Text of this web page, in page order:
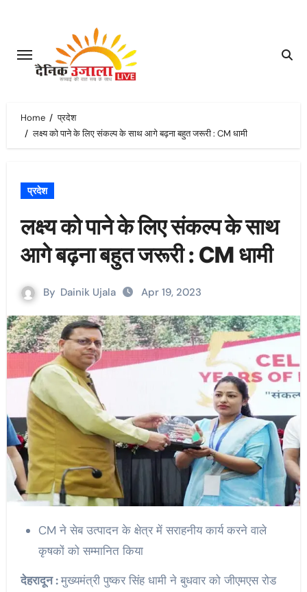
content
Home
प्रदेश
लक्ष्य को पाने के लिए संकल्प के साथ आगे बढ़ना बहुत जरूरी : CM धामी
प्रदेश
लक्ष्य को पाने के लिए संकल्प के साथ
आगे बढ़ना बहुत जरूरी : CM धामी
By Dainik Ujala Apr 19, 2023
CM ने सेब उत्पादन के क्षेत्र में सराहनीय कार्य करने वाले
कृषकों को सम्मानित किया
देहरादून :मुख्यमंत्री पुष्कर सिंह धामी ने बुधवार को जीएमएस रोड